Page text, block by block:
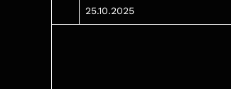
25.10.2025